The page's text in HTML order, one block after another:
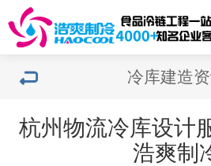
冷库建造
杭州物流冷库设计
浩爽制